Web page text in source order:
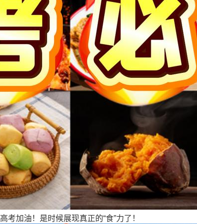
高考加油！是时候展现真正的“食”力了！